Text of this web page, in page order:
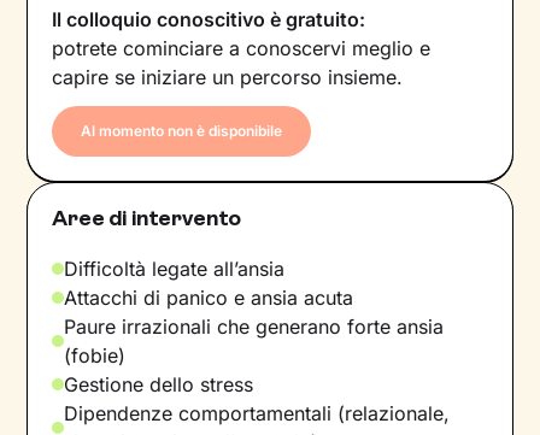
Il colloquio conoscitivo è gratuito:
potrete cominciare a conoscervi meglio e
capire se iniziare un percorso insieme.
Al momento non è disponibile
Aree di intervento
Difficoltà legate all’ansia
Attacchi di panico e ansia acuta
Paure irrazionali che generano forte ansia
(fobie)
Gestione dello stress
Dipendenze comportamentali (relazionale,